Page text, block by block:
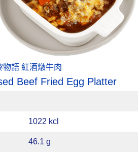
物語 紅酒燉牛肉
Beef Fried Egg Platter
1022 kcl
46.1 g